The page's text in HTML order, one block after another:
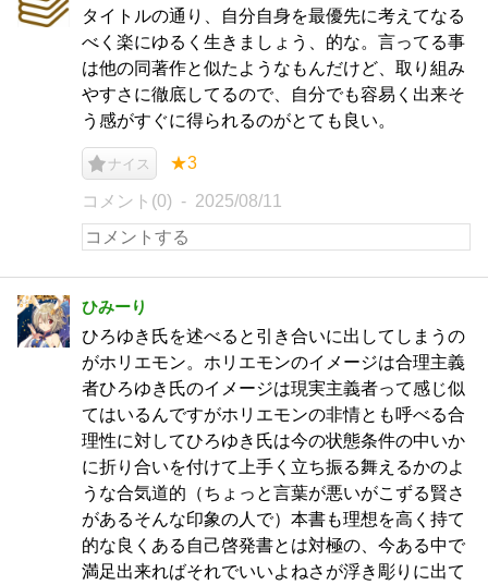
タイトルの通り、自分自身を最優先に考えてなる
べく楽にゆるく生きましょう、的な。言ってる事
は他の同著作と似たようなもんだけど、取り組み
やすさに徹底してるので、自分でも容易く出来そ
う感がすぐに得られるのがとても良い。
ナイス ★3
コメント(0) 2025/08/11
ひみーり
ひろゆき氏を述べると引き合いに出してしまうの
がホリエモン。ホリエモンのイメージは合理主義
者ひろゆき氏のイメージは現実主義者って感じ似
てはいるんですがホリエモンの非情とも呼べる合
理性に対してひろゆき氏は今の状態条件の中いか
に折り合いを付けて上手く立ち振る舞えるかのよ
うな合気道的（ちょっと言葉が悪いがこずる賢さ
があるそんな印象の人で）本書も理想を高く持て
的な良くある自己啓発書とは対極の、今ある中で
満足出来ればそれでいいよねさが浮き彫りに出て